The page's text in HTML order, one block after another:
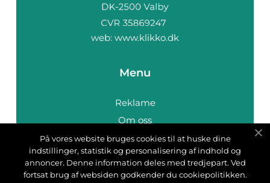
web: www.klikko.dk
Menu
Reklame
Om oss
Cookies
Kontakt Oss
Sitemap
På vores website bruges cookies til at huske dine
indstillinger, statistik og personalisering af indhold og
annoncer. Denne information deles med tredjepart. Ved
fortsat brug af websiden godkender du cookiepolitikken.